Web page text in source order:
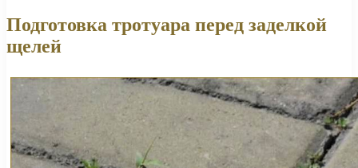
Подготовка тротуара перед заделкой
щелей